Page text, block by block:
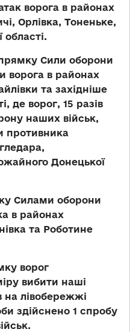
ворога в районах
Орлівка, Тоненьке,
Сили оборони
ворога в районах
та західніше
де ворог, 15 разів
наших військ,
противника
Донецької
Силами оборони
в районах
та Роботине
ворог
вибити наші
на лівобережжі
здійснено 1 спробу